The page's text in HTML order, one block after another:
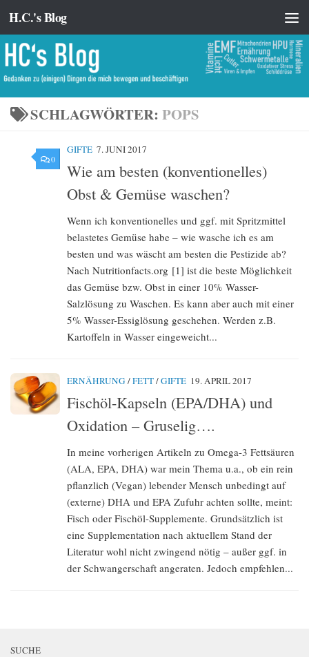
Zum Inhalt springen
H.C.'s Blog
SCHLAGWÖRTER: POPS
0
GIFTE 7. JUNI 2017
Wie am besten (konventionelles)
Obst & Gemüse waschen?
Wenn ich konventionelles und ggf. mit Spritzmittel
belastetes Gemüse habe – wie wasche ich es am
besten und was wäscht am besten die Pestizide ab?
Nach Nutritionfacts.org [1] ist die beste Möglichkeit
das Gemüse bzw. Obst in einer 10% Wasser-
Salzlösung zu Waschen. Es kann aber auch mit einer
5% Wasser-Essiglösung geschehen. Werden z.B.
Kartoffeln in Wasser eingeweicht...
ERNÄHRUNG /FETT/GIFTE 19. APRIL 2017
Fischöl-Kapseln (EPA/DHA) und
Oxidation – Gruselig….
In meine vorherigen Artikeln zu Omega-3 Fettsäuren
(ALA, EPA, DHA) war mein Thema u.a., ob ein rein
pflanzlich (Vegan) lebender Mensch unbedingt auf
(externe) DHA und EPA Zufuhr achten sollte, meint:
Fisch oder Fischöl-Supplemente. Grundsätzlich ist
eine Supplementation nach aktuellem Stand der
Literatur wohl nicht zwingend nötig – außer ggf. in
der Schwangerschaft angeraten. Jedoch empfehlen...
SUCHE